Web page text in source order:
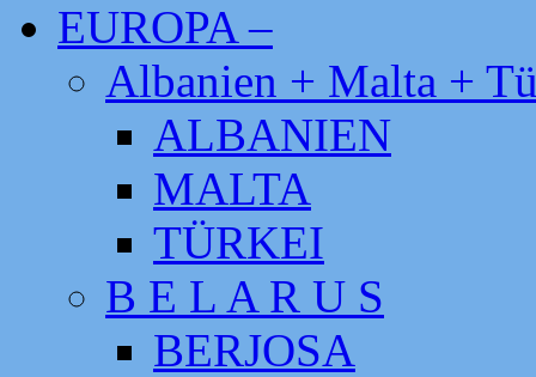
EUROPA –
Albanien + Malta +
ALBANIEN
MALTA
TÜRKEI
B E L A R U S
BERJOSA